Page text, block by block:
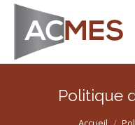
Politique
Vous êtes ici :